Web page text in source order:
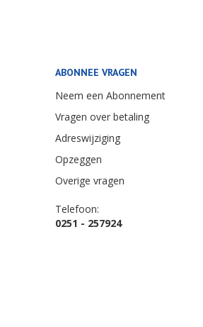
ABONNEE VRAGEN
Neem een Abonnement
Vragen over betaling
Adreswijziging
Opzeggen
Overige vragen
Telefoon:
0251 - 257924